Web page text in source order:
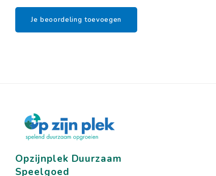
Je beoordeling toevoegen
Opzijnplek Duurzaam
Speelgoed